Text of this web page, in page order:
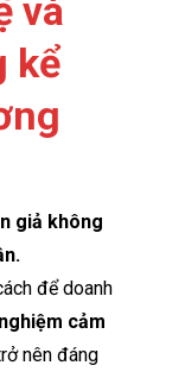
và
kể
giả không
để doanh
cảm
nên đáng